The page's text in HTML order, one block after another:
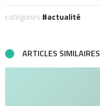
catégories: actualité
ARTICLES SIMILAIRES